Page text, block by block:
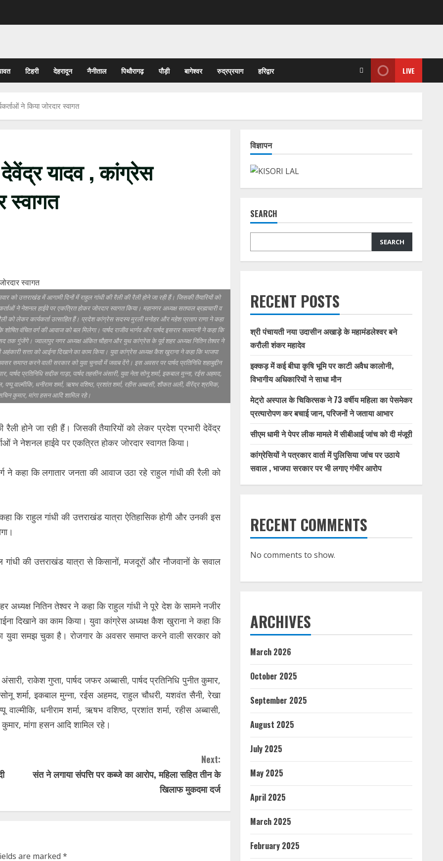
टिहरी देहरादून नैनीताल पिथौरागढ़ पौड़ी बागेश्वर रुद्रप्रयाग हरिद्वार LIVE
ने किया जोरदार स्वागत
देवेंद्र यादव , कांग्रेस
स्वागत
उत्तराखंड में आगामी दिनों में राहुल गांधी की रैली की रैली होने जा रही हैं। जिसकी तैयारियों को
ने नेशनल हाईवे पर एकत्रित होकर जोरदार स्वागत किया। महानगर अध्यक्ष सतपाल ब्रह्मचारी व
को लेकर कार्यकर्ता उत्साहित हैं। प्रदेश कांग्रेस सदस्य मुरली मनोहर और महेश प्रताप राणा ने कहा
वंचित वर्ग की आवाज को बल मिलेगा। पार्षद राजीव भार्गव और पार्षद इसरार सलमानी ने कहा कि
गुंजेंगे। ज्वालापुर नगर अध्यक्ष अंकित चौहान और युथ कांग्रेस के पूर्व शहर अध्यक्ष नितिन तेश्वर ने
सत्ता को आईना दिखाने का काम किया। युवा कांग्रेस अध्यक्ष कैश खुराना ने कहा कि भाजपा
करने वाली सरकार को युवा चुनावों में जवाब देंगे। इस अवसर पर पार्षद प्रतिनिधि शहाबुद्दीन
पार्षद प्रतिनिधि सद्दीक गाड़ा, पार्षद तहसीन अंसारी, युवा नेता सोनू शर्मा, इकबाल मुन्ना, रईस अहमद,
वाल्मीकि, धनीराम शर्मा, ऋषभ वशिष्ठ, प्रशांत शर्मा, रहीस अब्बासी, शौकत अली, वीरेंद्र श्रमिक,
कुमार, मांगा हसन आदि शामिल रहे।
रैली होने जा रही हैं। जिसकी तैयारियों को लेकर प्रदेश प्रभारी देवेंद्र
ने नेशनल हाईवे पर एकत्रित होकर जोरदार स्वागत किया।
ने कहा कि लगातार जनता की आवाज उठा रहे राहुल गांधी की रैली को
कि राहुल गांधी की उत्तराखंड यात्रा ऐतिहासिक होगी और उनकी इस
गांधी की उत्तराखंड यात्रा से किसानों, मजदूरों और नौजवानों के सवाल
अध्यक्ष नितिन तेश्वर ने कहा कि राहुल गांधी ने पूरे देश के सामने नजीर
दिखाने का काम किया। युवा कांग्रेस अध्यक्ष कैश खुराना ने कहा कि
युवा समझ चुका है। रोजगार के अवसर समाप्त करने वाली सरकार को
राकेश गुप्ता, पार्षद जफर अब्बासी, पार्षद प्रतिनिधि पुनीत कुमार,
सोनू शर्मा, इकबाल मुन्ना, रईस अहमद, राहुल चौधरी, यशवंत सैनी, रेखा
धनीराम शर्मा, ऋषभ वशिष्ठ, प्रशांत शर्मा, रहीस अब्बासी,
मांगा हसन आदि शामिल रहे।
Next:
संत ने लगाया संपत्ति पर कब्जे का आरोप, महिला सहित तीन के
खिलाफ मुकदमा दर्ज
are marked *
विज्ञापन
SEARCH
SEARCH
RECENT POSTS
श्री पंचायती नया उदासीन अखाड़े के महामंडलेश्वर बने
करौली शंकर महादेव
इक्कड़ में कई बीघा कृषि भूमि पर काटी अवैध कालोनी,
विभागीय अधिकारियों ने साधा मौन
मेट्रो अस्पाल के चिकित्सक ने 73 वर्षीय महिला का पेसमेकर
प्रत्यारोपण कर बचाई जान, परिजनों ने जताया आभार
सीएम धामी ने पेपर लीक मामले में सीबीआई जांच को दी मंजूरी
कांग्रेसियों ने पत्रकार वार्ता में पुलिसिया जांच पर उठाये
सवाल , भाजपा सरकार पर भी लगाए गंभीर आरोप
RECENT COMMENTS
No comments to show.
ARCHIVES
March 2026
October 2025
September 2025
August 2025
July 2025
May 2025
April 2025
March 2025
February 2025